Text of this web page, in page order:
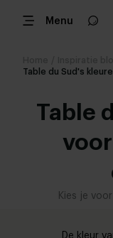
Menu
Table du Sud's
Table
Kies je
De kleur